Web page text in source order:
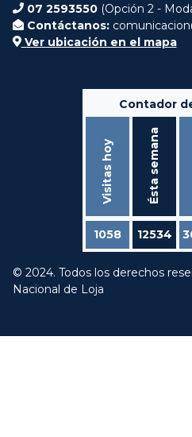
07 2593550 (Opción 2 -
Contáctanos:
Ver ubicación en el mapa
Contador
Visitas hoy Ésta semana
1058 12534
© 2024. Todos los derechos
Nacional de Loja